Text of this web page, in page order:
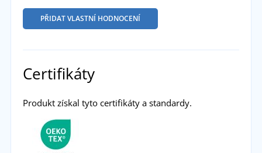
PŘIDAT VLASTNÍ HODNOCENÍ
Certifikáty
Produkt získal tyto certifikáty a standardy.